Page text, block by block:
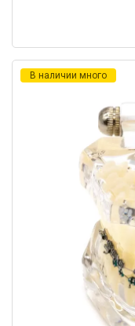
В наличии много